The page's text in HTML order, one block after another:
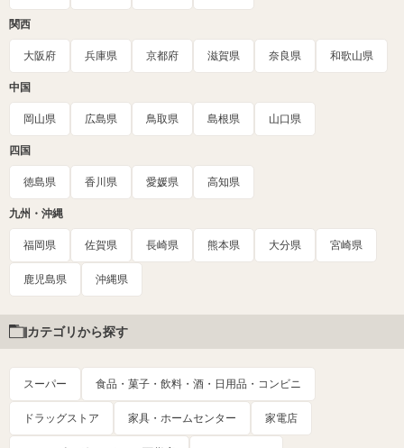
関西
大阪府 兵庫県 京都府 滋賀県 奈良県 和歌山県
中国
岡山県 広島県 鳥取県 島根県 山口県
四国
徳島県 香川県 愛媛県 高知県
九州・沖縄
福岡県 佐賀県 長崎県 熊本県 大分県 宮崎県
鹿児島県 沖縄県
カテゴリから探す
スーパー 食品・菓子・飲料・酒・日用品・コンビニ
ドラッグストア 家具・ホームセンター 家電店